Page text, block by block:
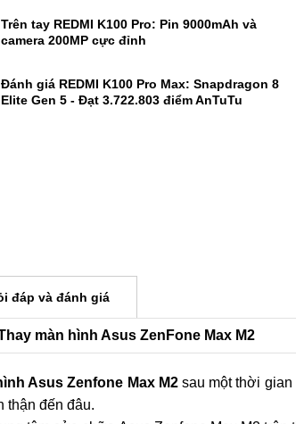
Mở hộp REDMI K100 Pro Max: Đây mới là vua
gaming 2026 thực thụ?
Đánh giá REDMI K100 Pro Max: Snapdragon 8
Elite Gen 5 - Đạt 3.722.803 điểm AnTuTu